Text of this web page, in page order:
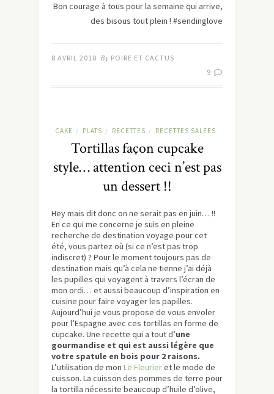
Bon courage à tous pour la semaine qui arrive,
des bisous tout plein ! #sendinglove
8 AVRIL 2018 By POIRE ET CACTUS
9
CAKE / PLATS / RECETTES / RECETTES SALEES
Tortillas façon cupcake
style… attention ceci n’est pas
un dessert !!
Hey mais dit donc on ne serait pas en juin… !!
En ce qui me concerne je suis en pleine
recherche de destination voyage pour cet
été, vous partez où (si ce n’est pas trop
indiscret) ? Pour le moment toujours pas de
destination mais qu’à cela ne tienne j’ai déjà
les pupilles qui voyagent à travers l’écran de
mon ordi… et aussi beaucoup d’inspiration en
cuisine pour faire voyager les papilles.
Aujourd’hui je vous propose de vous envoler
pour l’Espagne avec ces tortillas en forme de
cupcake. Une recette qui a tout d’une
gourmandise et qui est aussi légère que
votre spatule en bois pour 2 raisons.
L’utilisation de mon Le Fleurieret le mode de
cuisson. La cuisson des pommes de terre pour
la tortilla nécessite beaucoup d’huile d’olive,